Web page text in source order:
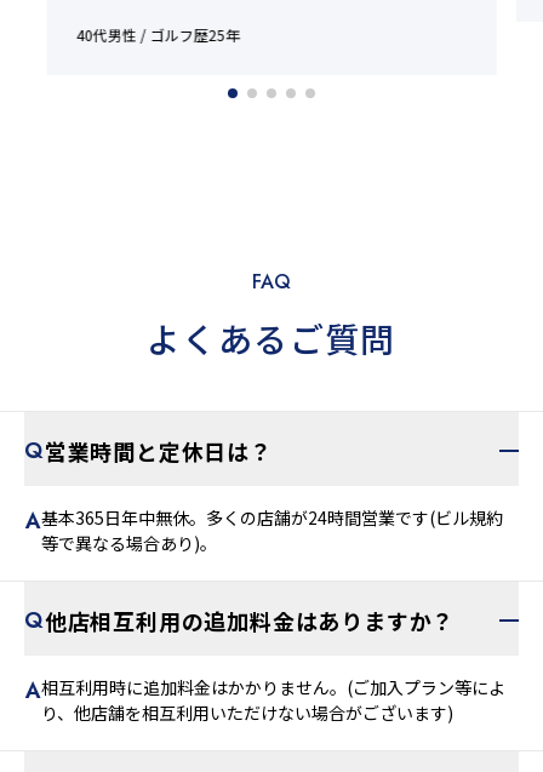
40代男性 / ゴルフ歴25年
FAQ
よくあるご質問
営業時間と定休日は？
基本365日年中無休。多くの店舗が24時間営業です(ビル規約
等で異なる場合あり)。
他店相互利用の追加料金はありますか？
相互利用時に追加料金はかかりません。(ご加入プラン等によ
り、他店舗を相互利用いただけない場合がございます)